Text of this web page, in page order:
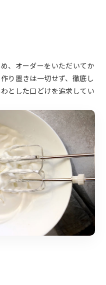
、オーダーをいただいてか
り置きは一切せず、徹底し
とした口どけを追求してい